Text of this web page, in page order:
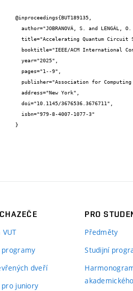
@inproceedings{BUT189135,
}
VUT
programy
dveří
juniory
PRO
Předměty
Studijní